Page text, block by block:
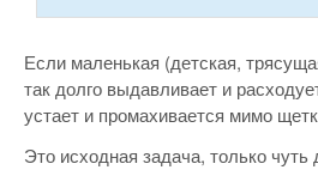
Если маленькая (детская,
так долго выдавливает и
устает и промахивается мимо
Это исходная задача, только чуть